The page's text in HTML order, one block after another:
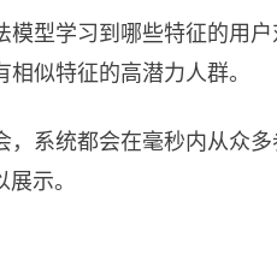
模型学习到哪些特征的用
似特征的高潜力人群。
，系统都会在毫秒内从众
示。